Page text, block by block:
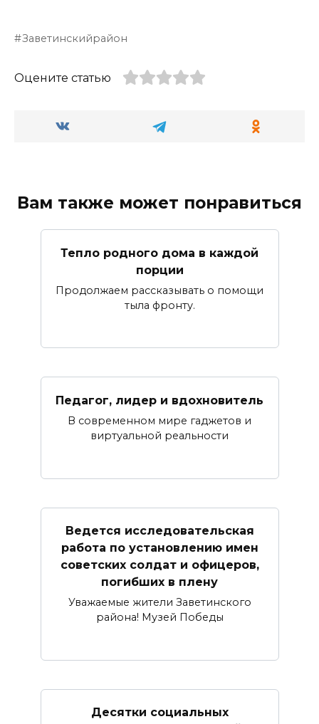
Заветинскийрайон
Оцените статью
Вам также может понравиться
Тепло родного дома в каждой
порции
Продолжаем рассказывать о помощи
тыла фронту.
Педагог, лидер и вдохновитель
В современном мире гаджетов и
виртуальной реальности
Ведется исследовательская
работа по установлению имен
советских солдат и офицеров,
погибших в плену
Уважаемые жители Заветинского
района! Музей Победы
Десятки социальных